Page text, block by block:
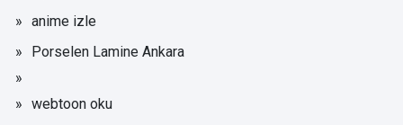
anime izle
Porselen Lamine Ankara
webtoon oku